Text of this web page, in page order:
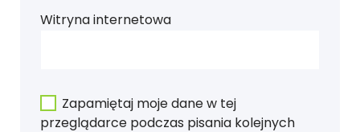
Witryna internetowa
Zapamiętaj moje dane w tej
przeglądarce podczas pisania kolejnych